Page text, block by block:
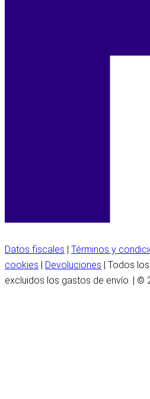
Datos fiscales Términos y
cookies
Devoluciones | Todos
excluidos los gastos de envío. | ©